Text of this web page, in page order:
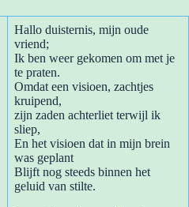
Hallo duisternis, mijn oude
vriend;
Ik ben weer gekomen om met je
te praten.
Omdat een visioen, zachtjes
kruipend,
zijn zaden achterliet terwijl ik
sliep,
En het visioen dat in mijn brein
was geplant
Blijft nog steeds binnen het
geluid van stilte.